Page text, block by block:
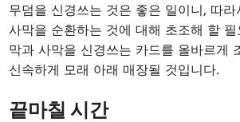
무덤을 신경쓰는 것은 좋은 일이니, 따
사막을 순환하는 것에 대해 초조해 할
막과 사막을 신경쓰는 카드를 올바르게
신속하게 모래 아래 매장될 것입니다.
끝마칠 시간